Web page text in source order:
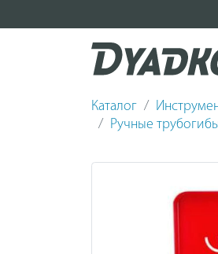
Каталог
Ручные